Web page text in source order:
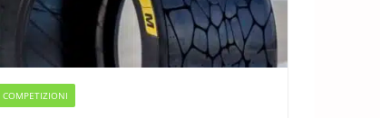
COMPETIZIONI